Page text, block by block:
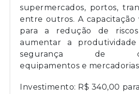
supermercados, portos,
entre outros. A capacitação
para a redução de riscos
aumentar a
segurança de
equipamentos e
Investimento: R$ 340,00